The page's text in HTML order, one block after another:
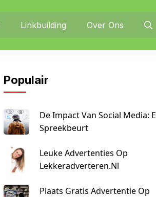
Linkbuilding Over Ons
Populair
De Impact Van Social Media:
Spreekbeurt
Leuke Advertenties Op
Lekkeradverteren.nl
Plaats Gratis Advertentie Op